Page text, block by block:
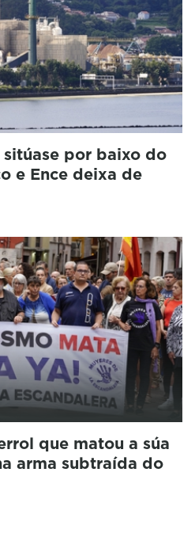
por baixo do
e Ence deixa de
que matou a súa
arma subtraída do